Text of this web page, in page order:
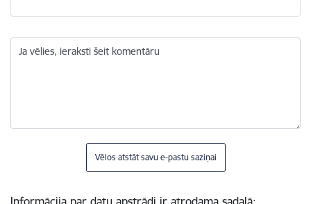
Ja vēlies, ieraksti šeit komentāru
Vēlos atstāt savu e-pastu saziņai
Informācija par datu apstrādi ir atrodama sadaļā: